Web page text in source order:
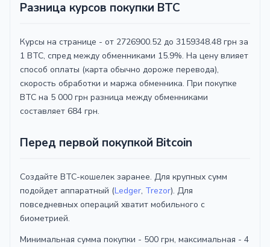
Разница курсов покупки BTC
Курсы на странице - от 2726900.52 до 3159348.48 грн за
1 BTC, спред между обменниками 15.9%. На цену влияет
способ оплаты (карта обычно дороже перевода),
скорость обработки и маржа обменника. При покупке
BTC на 5 000 грн разница между обменниками
составляет 684 грн.
Перед первой покупкой Bitcoin
Создайте BTC-кошелек заранее. Для крупных сумм
подойдет аппаратный (Ledger, Trezor). Для
повседневных операций хватит мобильного с
биометрией.
Минимальная сумма покупки - 500 грн, максимальная - 4